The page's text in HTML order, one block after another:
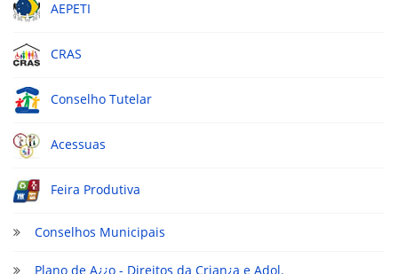
AEPETI
CRAS
Conselho Tutelar
Acessuas
Feira Produtiva
Conselhos Municipais
Plano de A¿¿o - Direitos da Crian¿a e Adol.